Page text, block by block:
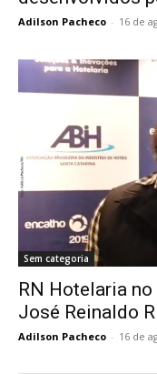
Adilson Pacheco - 16 de
Sem categoria
RN Hotelaria
José Reinaldo
Adilson Pacheco - 16 de